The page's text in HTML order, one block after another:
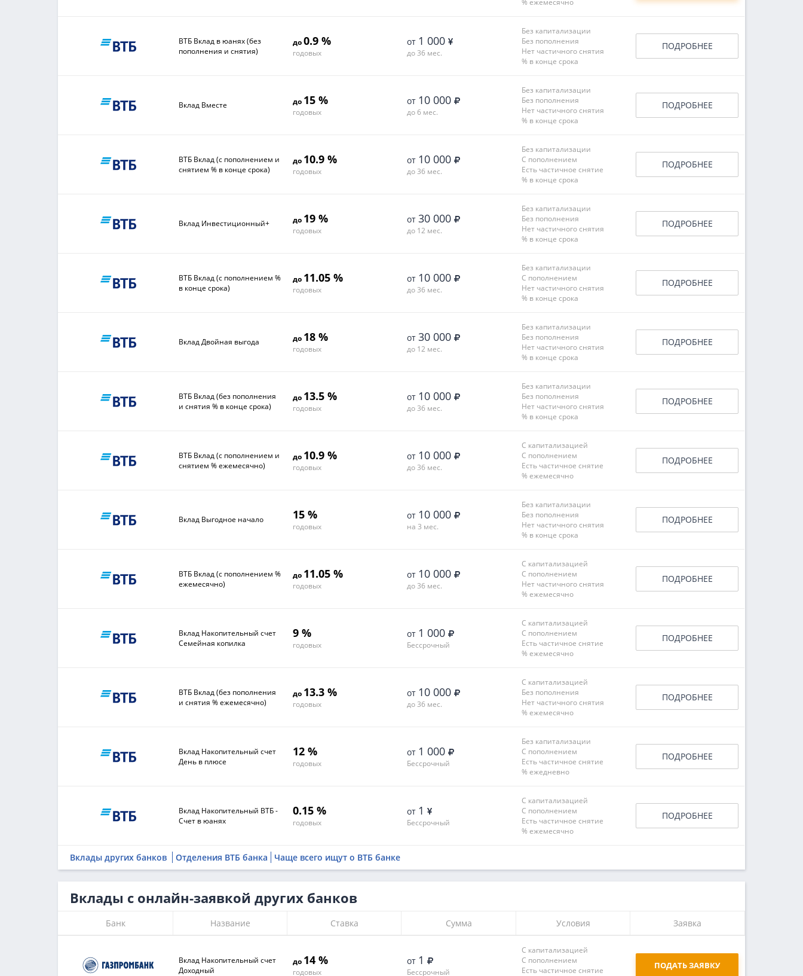
% ежемесячно
ВТБ Вклад в юанях (без
пополнения и снятия)
до0.9 %
годовых
от 1 000
до 36 мес.
Без капитализации
Без пополнения
Нет частичного снятия
% в конце срока
ПОДРОБНЕЕ
Вклад Вместе до 15 %
годовых
от 10 000
до 6 мес.
Без капитализации
Без пополнения
Нет частичного снятия
% в конце срока
ПОДРОБНЕЕ
ВТБ Вклад (с пополнением и
снятием % в конце срока)
до 10.9 %
годовых
от 10 000
до 36 мес.
Без капитализации
С пополнением
Есть частичное снятие
% в конце срока
ПОДРОБНЕЕ
Вклад Инвестиционный+ до 19 %
годовых
от 30 000
до 12 мес.
Без капитализации
Без пополнения
Нет частичного снятия
% в конце срока
ПОДРОБНЕЕ
ВТБ Вклад (с пополнением %
в конце срока)
до 11.05 %
годовых
от 10 000
до 36 мес.
Без капитализации
С пополнением
Нет частичного снятия
% в конце срока
ПОДРОБНЕЕ
Вклад Двойная выгода до 18 %
годовых
от 30 000
до 12 мес.
Без капитализации
Без пополнения
Нет частичного снятия
% в конце срока
ПОДРОБНЕЕ
ВТБ Вклад (без пополнения
и снятия % в конце срока)
до 13.5 %
годовых
от 10 000
до 36 мес.
Без капитализации
Без пополнения
Нет частичного снятия
% в конце срока
ПОДРОБНЕЕ
ВТБ Вклад (с пополнением и
снятием % ежемесячно)
до 10.9 %
годовых
от 10 000
до 36 мес.
С капитализацией
С пополнением
Есть частичное снятие
% ежемесячно
ПОДРОБНЕЕ
Вклад Выгодное начало 15 %
годовых
от 10 000
на 3 мес.
Без капитализации
Без пополнения
Нет частичного снятия
% в конце срока
ПОДРОБНЕЕ
ВТБ Вклад (с пополнением %
ежемесячно)
до 11.05 %
годовых
от 10 000
до 36 мес.
С капитализацией
С пополнением
Нет частичного снятия
% ежемесячно
ПОДРОБНЕЕ
Вклад Накопительный счет
Семейная копилка
9 %
годовых
от 1 000
Бессрочный
С капитализацией
С пополнением
Есть частичное снятие
% ежемесячно
ПОДРОБНЕЕ
ВТБ Вклад (без пополнения
и снятия % ежемесячно)
до 13.3 %
годовых
от 10 000
до 36 мес.
С капитализацией
Без пополнения
Нет частичного снятия
% ежемесячно
ПОДРОБНЕЕ
Вклад Накопительный счет
День в плюсе
12 %
годовых
от 1 000
Бессрочный
Без капитализации
С пополнением
Есть частичное снятие
% ежедневно
ПОДРОБНЕЕ
Вклад Накопительный ВТБ -
Счет в юанях
0.15 %
годовых
от 1
Бессрочный
С капитализацией
С пополнением
Есть частичное снятие
% ежемесячно
ПОДРОБНЕЕ
Вклады других банков Отделения ВТБ банка Чаще всего ищут о ВТБ банке
Вклады с онлайн-заявкой других банков
Банк Название Ставка Сумма Условия Заявка
Вклад Накопительный счет
Доходный
до 14 %
годовых
от 1
Бессрочный
С капитализацией
С пополнением
Есть частичное снятие
ПОДАТЬ ЗАЯВКУ